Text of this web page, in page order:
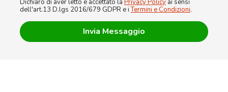
Dichiaro di aver letto e accettato la Privacy Policy ai sensi
dell'art.13 D.lgs 2016/679 GDPR e iTermini e Condizioni.